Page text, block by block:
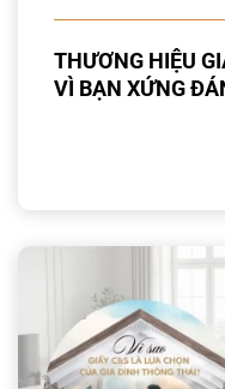
THƯƠNG HIỆU
VÌ BẠN XỨNG